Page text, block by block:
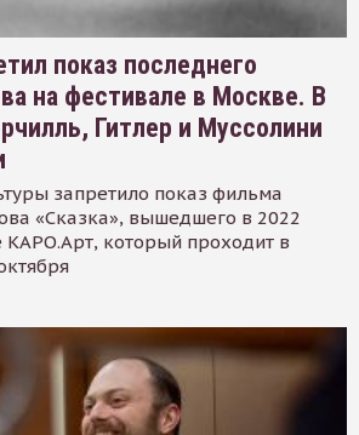
показ последнего
на фестивале в Москве. В
Гитлер и Муссолини
запретило показ фильма
«Сказка», вышедшего в 2022
КАРО.Арт, который проходит в